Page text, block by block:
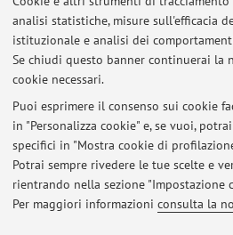
analisi statistiche, misure sull'efficacia
istituzionale e analisi dei
Se chiudi questo banner continuerai la
cookie necessari.
Puoi esprimere il consenso sui cookie
in "Personalizza cookie" e, se vuoi,
specifici in "Mostra cookie di
Potrai sempre rivedere le tue scelte e
rientrando nella sezione "Impostazione
Per maggiori informazioni consulta la
ORCID
Ultimi
Al momento non sono